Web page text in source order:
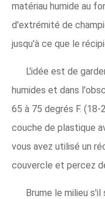
matériau humide au
d'extrémité de
jusqu'à ce que le
L'idée est de
humides et dans
65 à 75 degrés F.
couche de plastique
vous avez utilisé un
couvercle et percez
Brume le milieu